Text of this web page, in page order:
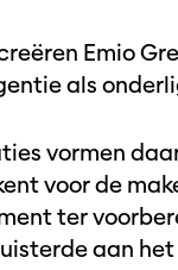
Emio
als
vormen
voor de
ter
aan het